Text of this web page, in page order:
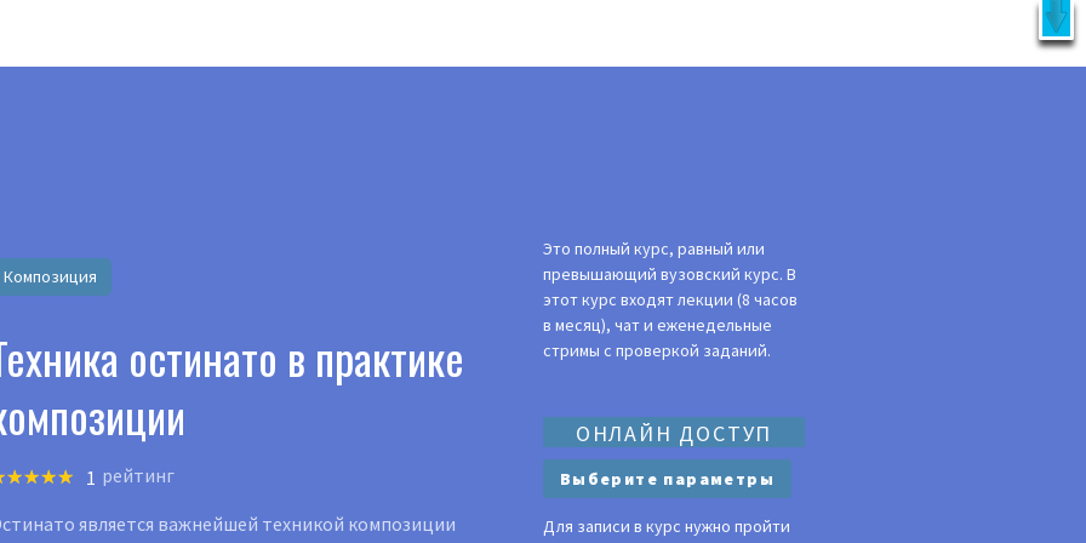
X
Композиция
остинато в практике
1 рейтинг
является важнейшей техникой композиции
Это полный курс, равный или
превышающий вузовский курс. В
этот курс входят лекции (8 часов
в месяц), чат и еженедельные
стримы с проверкой заданий.
ОНЛАЙН ДОСТУП
Выберите параметры
Для записи в курс нужно пройти